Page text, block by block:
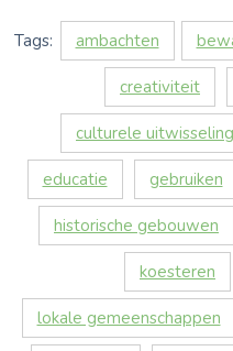
Tags: ambachten
creativiteit
culturele uitwisseling
educatie gebruiken
historische gebouwen
koesteren
lokale gemeenschappen